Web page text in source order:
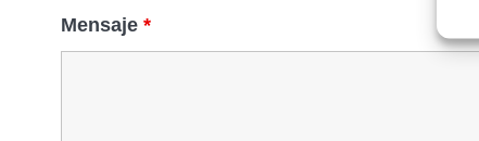
Mensaje *